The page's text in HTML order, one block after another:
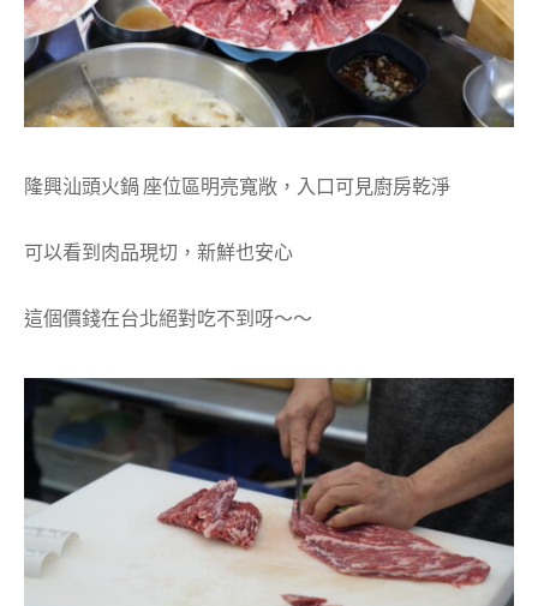
隆興汕頭火鍋 座位區明亮寬敞，入口可見廚房乾淨
可以看到肉品現切，新鮮也安心
這個價錢在台北絕對吃不到呀～～